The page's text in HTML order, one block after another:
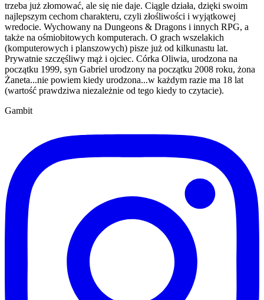
trzeba już złomować, ale się nie daje. Ciągle działa, dzięki swoim
najlepszym cechom charakteru, czyli złośliwości i wyjątkowej
wredocie. Wychowany na Dungeons & Dragons i innych RPG, a
także na ośmiobitowych komputerach. O grach wszelakich
(komputerowych i planszowych) pisze już od kilkunastu lat.
Prywatnie szczęśliwy mąż i ojciec. Córka Oliwia, urodzona na
początku 1999, syn Gabriel urodzony na początku 2008 roku, żona
Żaneta...nie powiem kiedy urodzona...w każdym razie ma 18 lat
(wartość prawdziwa niezależnie od tego kiedy to czytacie).
Gambit